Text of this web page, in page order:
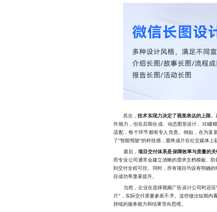
其次，技术实现力决定了视觉表达的上限。
作能力，但在后期合成、动态图形设计、3D建
适配，每个环节都有专人负责。例如，在为某
了“智能驾驶”的科技感，最终成片在社交媒体上
最后， 项目交付体系是保障效率与质量的关
而专业公司通常会建立清晰的需求文档模板、
到交付全程可控。同时，所有项目均设有明确
目成功率显著提升。
当然，企业在选择视频广告设计公司时还应
片”，实际交付质量参差不齐。这些做法短期
持续的服务能力和结果导向思维。